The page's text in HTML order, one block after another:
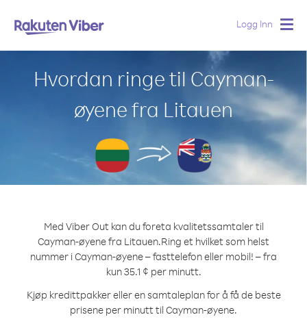
Logg Inn
Hvordan ringe til Cayman-
øyene fra Litauen
Med Viber Out kan du foreta kvalitetssamtaler til
Cayman-øyene fra Litauen.Ring et hvilket som helst
nummer i Cayman-øyene – fasttelefon eller mobil! – fra
kun 35.1 ¢ per minutt.
Kjøp kredittpakker eller en samtaleplan for å få de beste
prisene per minutt til Cayman-øyene.